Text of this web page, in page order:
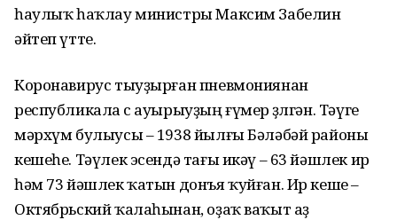
һаулыҡ һаҡлау министры Максим Забелин
әйтеп үтте.
Коронавирус тыуҙырған пневмониянан
республикала өс ауырыуҙың ғүмер өҙөлгән. Тәүге
мәрхүм булыусы – 1938 йылғы Бәләбәй районы
кешеһе. Тәүлек эсендә тағы икәү – 63 йәшлек ир
һәм 73 йәшлек ҡатын донъя ҡуйған. Ир кеше –
Октябрьский ҡалаһынан, оҙаҡ ваҡыт аҙ